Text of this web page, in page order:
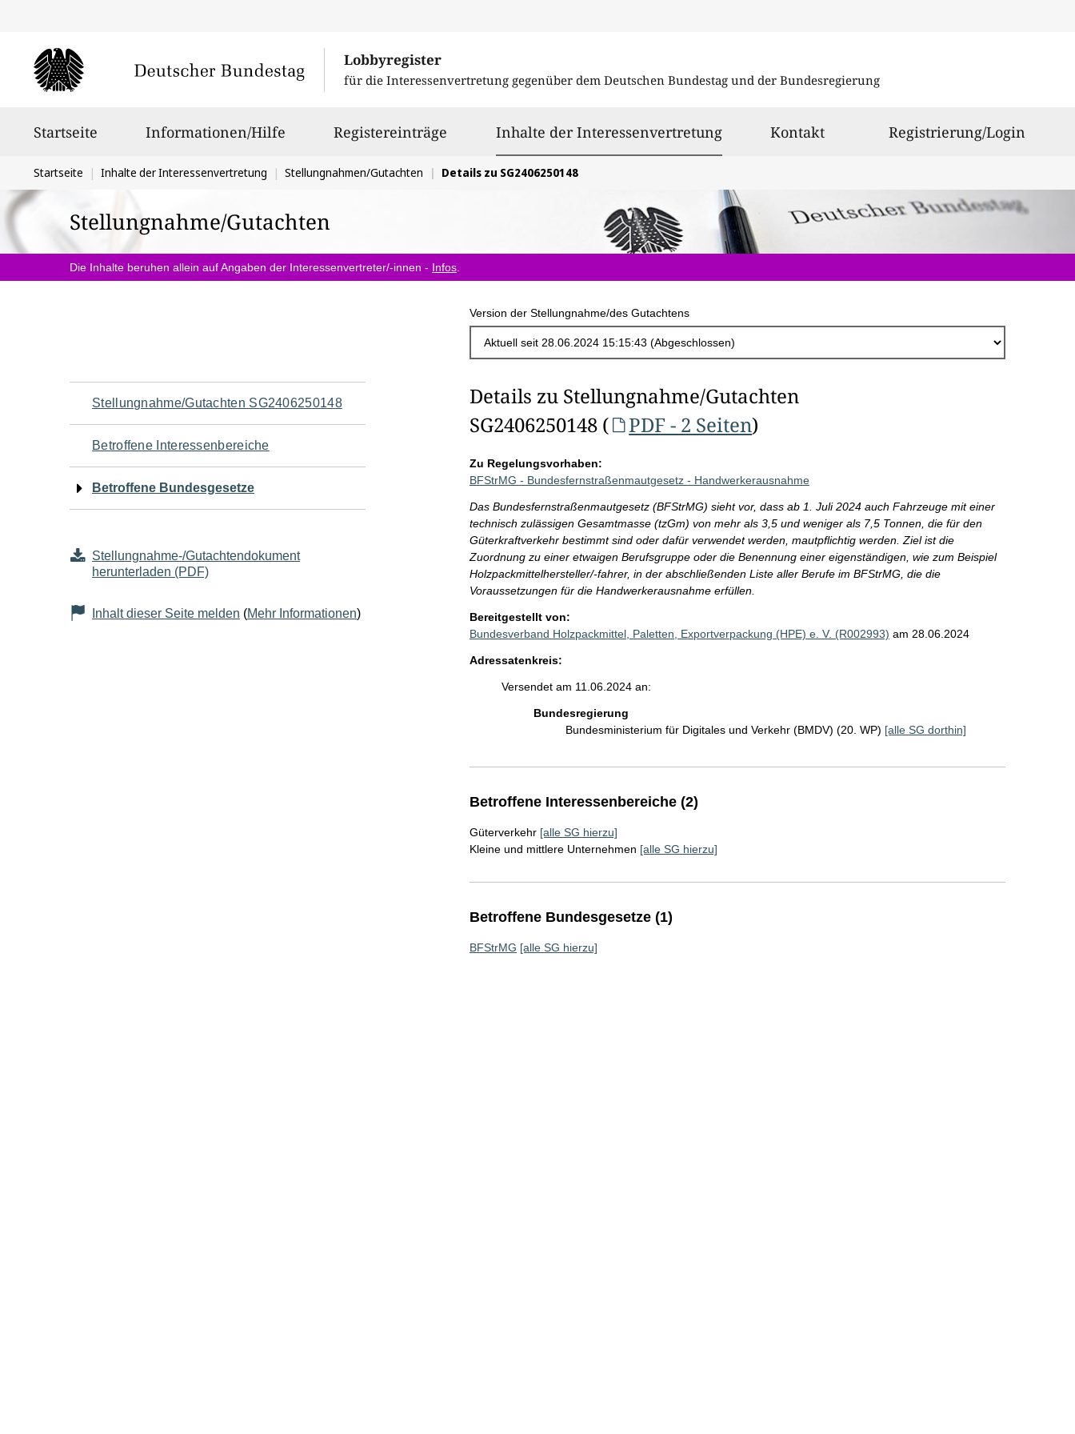
Lobbyregister
für die Interessenvertretung gegenüber dem Deutschen Bundestag und der Bundesregierung
Startseite Informationen/Hilfe Registereinträge Inhalte der Interessenvertretungausgewählt
Kontakt Registrierung/Login
Sie
befinden
sich
hier:
Startseite Inhalte der Interessenvertretung Stellungnahmen/Gutachten Details zu SG2406250148
Stellungnahme/Gutachten
Die Inhalte beruhen allein auf Angaben der Interessenvertreter/-innen - Infos
Version der Stellungnahme/des Gutachtens
Navigation
für
den
Seiteninhalt
Stellungnahme/Gutachten SG2406250148
Betroffene Interessenbereiche
Betroffene Bundesgesetze
Stellungnahme-/Gutachtendokument
herunterladen (PDF)
Inhalt dieser Seite melden (Mehr Informationen)
Details zu Stellungnahme/Gutachten
SG2406250148 (
PDF - 2 Seiten)
Zu Regelungsvorhaben:
BFStrMG - Bundesfernstraßenmautgesetz - Handwerkerausnahme
Das Bundesfernstraßenmautgesetz (BFStrMG) sieht vor, dass ab 1. Juli 2024 auch Fahrzeuge mit einer
technisch zulässigen Gesamtmasse (tzGm) von mehr als 3,5 und weniger als 7,5 Tonnen, die für den
Güterkraftverkehr bestimmt sind oder dafür verwendet werden, mautpflichtig werden. Ziel ist die
Zuordnung zu einer etwaigen Berufsgruppe oder die Benennung einer eigenständigen, wie zum Beispiel
Holzpackmittelhersteller/-fahrer, in der abschließenden Liste aller Berufe im BFStrMG, die die
Voraussetzungen für die Handwerkerausnahme erfüllen.
Bereitgestellt von:
Bundesverband Holzpackmittel, Paletten, Exportverpackung (HPE) e. V. (R002993) am 28.06.2024
Adressatenkreis:
Versendet am 11.06.2024 an:
Bundesregierung
Bundesministerium für Digitales und Verkehr (BMDV) (20. WP) [alle SG dorthin]
Betroffene Interessenbereiche (2)
Güterverkehr [alle SG hierzu]
Kleine und mittlere Unternehmen [alle SG hierzu]
Betroffene Bundesgesetze (1)
BFStrMG [alle SG hierzu]